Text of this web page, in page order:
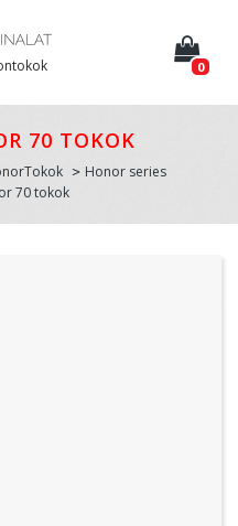
0
70 TOKOK
Honor series
70 tokok